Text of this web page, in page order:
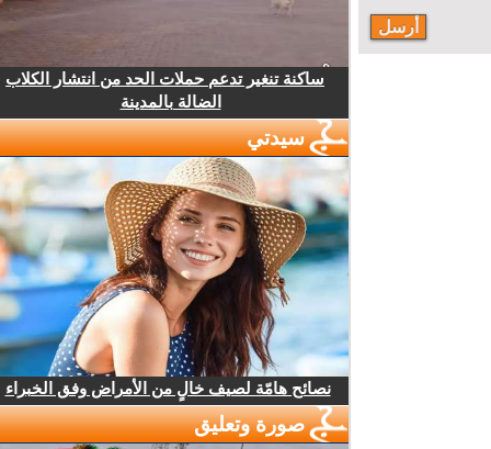
ساكنة تنغير تدعم حملات الحد من انتشار الكلاب
الضالة بالمدينة
سيدتي
نصائح هامّة لصيف خالٍ من الأمراض وفق الخبراء
صورة وتعليق